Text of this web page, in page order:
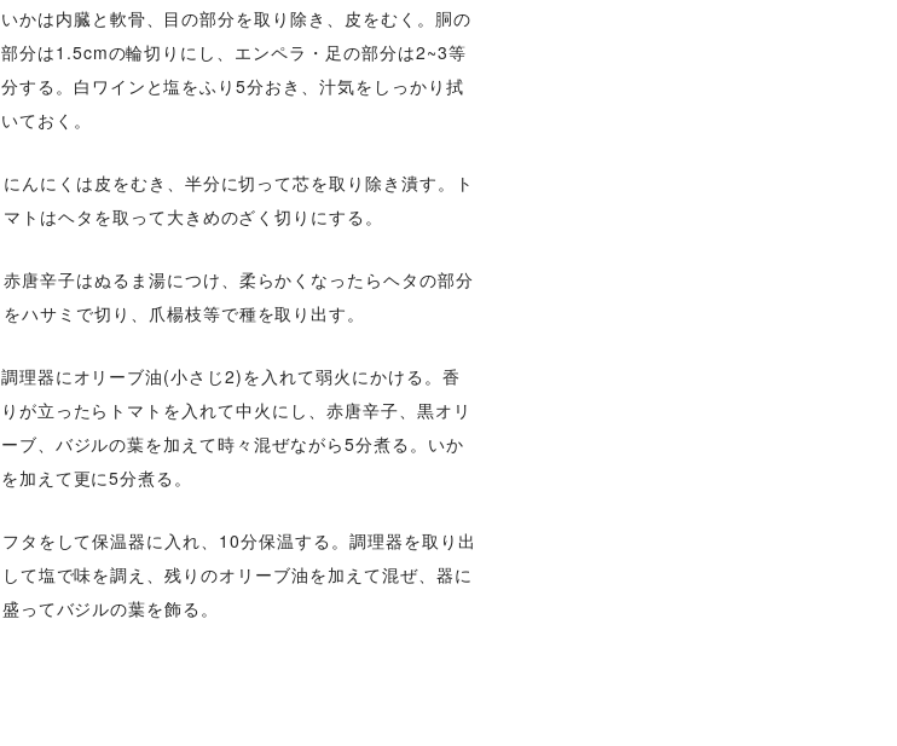
いかは内臓と軟骨、目の部分を取り除き、皮をむく。胴の
部分は1.5cmの輪切りにし、エンペラ・足の部分は2~3等
分する。白ワインと塩をふり5分おき、汁気をしっかり拭
いておく。
にんにくは皮をむき、半分に切って芯を取り除き潰す。ト
マトはヘタを取って大きめのざく切りにする。
赤唐辛子はぬるま湯につけ、柔らかくなったらヘタの部分
をハサミで切り、爪楊枝等で種を取り出す。
調理器にオリーブ油(小さじ2)を入れて弱火にかける。香
りが立ったらトマトを入れて中火にし、赤唐辛子、黒オリ
ーブ、バジルの葉を加えて時々混ぜながら5分煮る。いか
を加えて更に5分煮る。
フタをして保温器に入れ、10分保温する。調理器を取り出
して塩で味を調え、残りのオリーブ油を加えて混ぜ、器に
盛ってバジルの葉を飾る。